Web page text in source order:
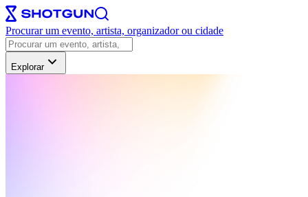
Procurar um evento, artista, organizador ou cidade
Explorar